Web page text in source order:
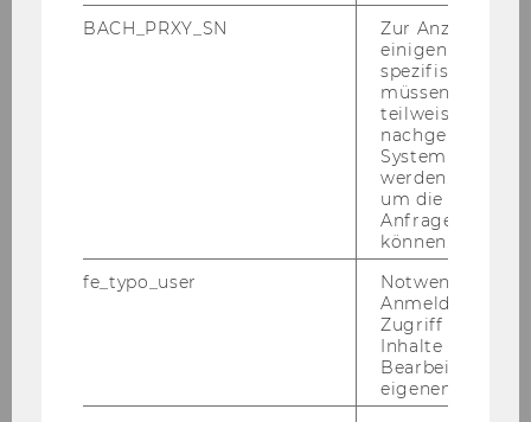
WU Magazin 02/2022
BACH_PRXY_SN
Zur Anzeige von
einigen WU-
spezifischen
müssen
teilweise von
nachgelagerten
System
werden.
um die Antwort
Anfrage
können.
fe_typo_user
Notwendig für
Anmeldung und
Zugriff auf
Inhalte oder zur
Bearbeitung des
eigenen Profils.